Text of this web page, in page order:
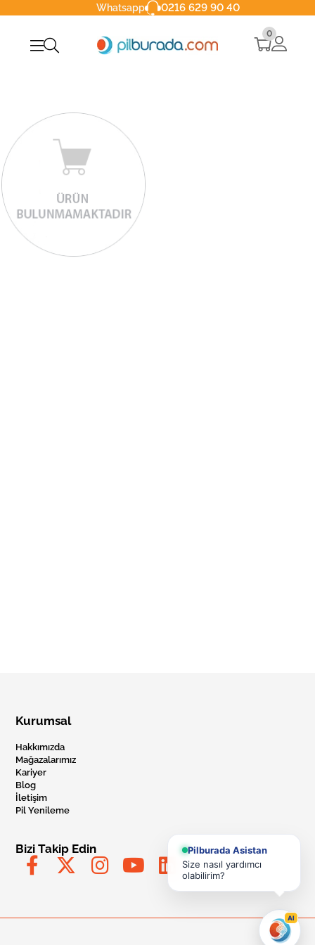
Whatsapp 0216 629 90 40
0
Kurumsal
Hakkımızda
Mağazalarımız
Kariyer
Blog
İletişim
Pil Yenileme
Bizi Takip Edin
Pilburada Asistan
Size nasıl yardımcı
olabilirim?
AI